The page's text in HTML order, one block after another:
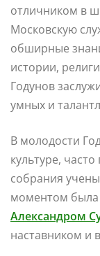
отличником в
Московскую
обширные
истории,
Годунов
умных и
В молодости
культуре,
собрания
моментом была
Александром
наставником и